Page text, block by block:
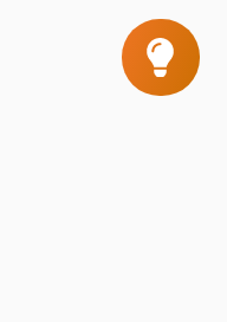
Customer
Success
Workspace